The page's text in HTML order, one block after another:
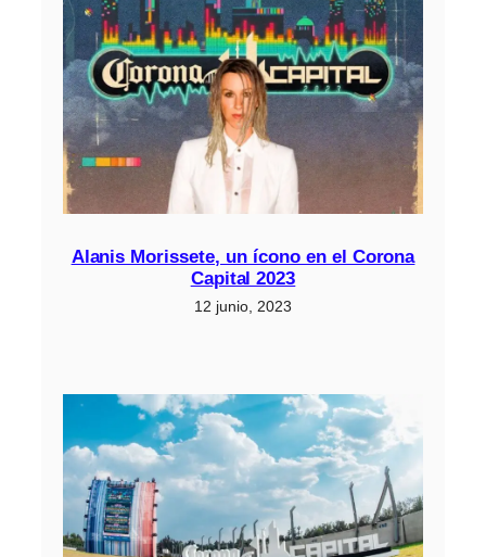
Alanis Morissete, un ícono en el Corona
Capital 2023
12 junio, 2023